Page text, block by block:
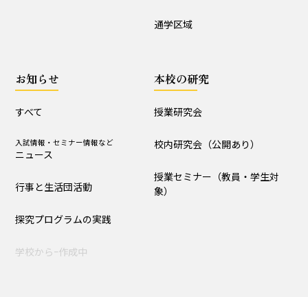
すべて 入試情報・セミナー情報など
学校からｰ作成中
通学区域
お知らせ
すべて
入試情報・セミナー情報など
ニュース
行事と生活団活動
探究プログラムの実践
学校からｰ作成中
本校の研究
授業研究会
校内研究会（公開あり）
授業セミナー（教員・学生対
象）